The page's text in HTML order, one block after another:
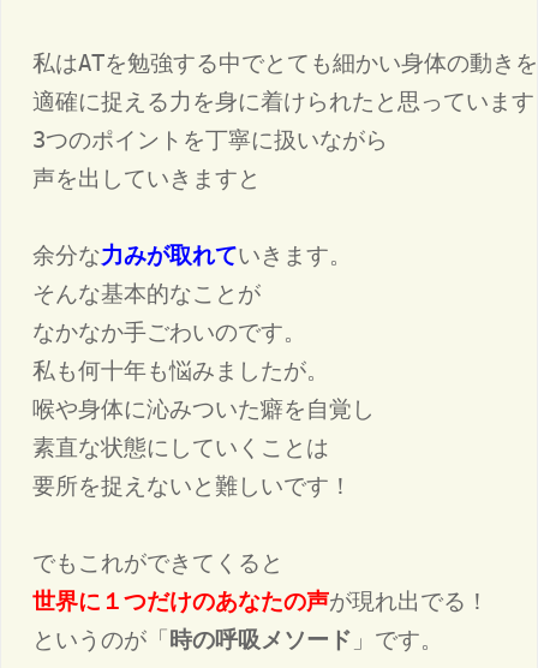
私はATを勉強する中でとても細かい身体の動きを
適確に捉える力を身に着けられたと思っていま
3つのポイントを丁寧に扱いながら
声を出していきますと
余分な力みが取れていきます。
そんな基本的なことが
なかなか手ごわいのです。
私も何十年も悩みましたが。
喉や身体に沁みついた癖を自覚し
素直な状態にしていくことは
要所を捉えないと難しいです！
世界に１つだけのあなたの声が現れ出でる！
というのが「時の呼吸メソード 」です。